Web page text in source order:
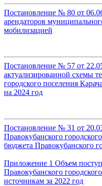
Постановление № 80 от
арендаторов
мобилизацией
Постановление № 57 от
актуализированной схемы
городского поселения
на 2024 год
Постановление № 31 от
Правокубанского
бюджета Правокубанского
Приложение 1 Объем
Правокубанского
источникам за 2022 год